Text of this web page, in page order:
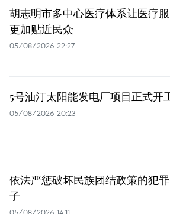
胡志明市多中心医疗体系让医疗
更加贴近民众
05/08/2026 22:27
5号油汀太阳能发电厂项目正式开
05/08/2026 20:23
依法严惩破坏民族团结政策的犯
子